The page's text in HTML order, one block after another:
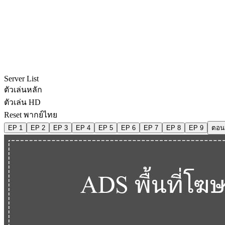
Server List
ตัวเล่นหลัก
ตัวเล่น HD
Reset พากย์ไทย
EP 1 EP 2 EP 3 EP 4 EP 5 EP 6 EP 7 EP 8 EP 9 ตอ